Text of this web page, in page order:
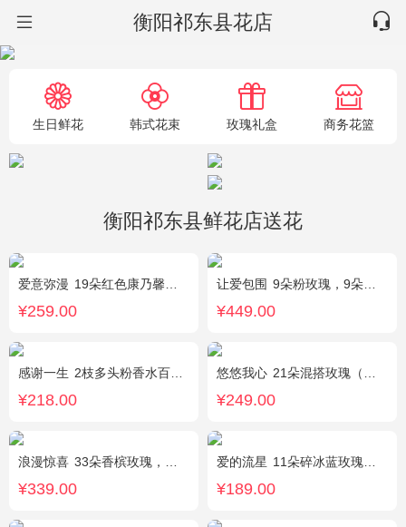
衡阳祁东县花店
生日鲜花 韩式花束 玫瑰礼盒 商务花篮
衡阳祁东县鲜花店送花
爱意弥漫 19朵红色康乃馨粉，2枝多头粉百合，黄莺、石竹梅搭配
¥259.00
让爱包围 9朵粉玫瑰，9朵红玫瑰，7朵白玫瑰，7朵蓝玫瑰，7朵香槟玫瑰，满天星和绿草丰满外围，随机赠送两只公仔
¥449.00
感谢一生 2枝多头粉香水百合，11枝粉康乃馨，满天星+绿叶适量。
¥218.00
悠悠我心 21朵混搭玫瑰（粉玫瑰+紫玫瑰），绿叶搭配
¥249.00
浪漫惊喜 33朵香槟玫瑰，白桔梗、尤加利间插
¥339.00
爱的流星 11朵碎冰蓝玫瑰，尤加利绿叶搭配
¥189.00